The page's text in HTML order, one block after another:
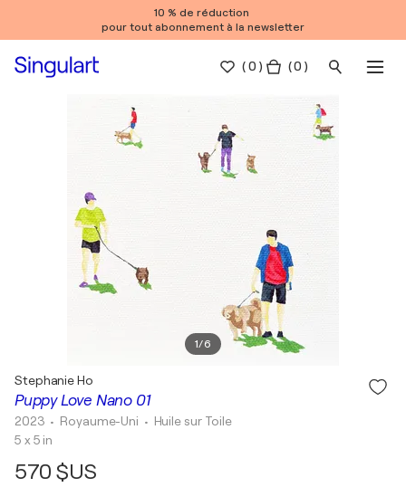
10 % de réduction
pour tout abonnement à la newsletter
(0 ) ( 0 )
1/6
Puppy Love Nano 01
Stephanie Ho
2023 • Royaume-Uni • Huile sur Toile
5 x 5 in
570 $US